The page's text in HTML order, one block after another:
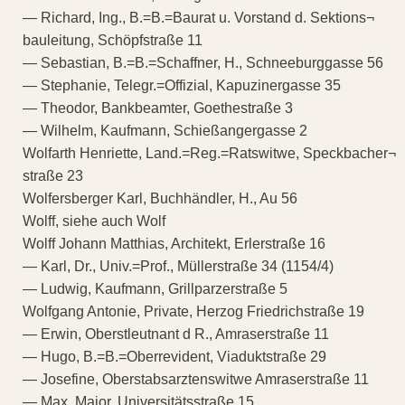
— Richard, Ing., B.=B.=Baurat u. Vorstand d. Sektions¬
bauleitung, Schöpfstraße 11
— Sebastian, B.=B.=Schaffner, H., Schneeburggasse 56
— Stephanie, Telegr.=Offizial, Kapuzinergasse 35
— Theodor, Bankbeamter, Goethestraße 3
— Wilhelm, Kaufmann, Schießangergasse 2
Wolfarth Henriette, Land.=Reg.=Ratswitwe, Speckbacher¬
straße 23
Wolfersberger Karl, Buchhändler, H., Au 56
Wolff, siehe auch Wolf
Wolff Johann Matthias, Architekt, Erlerstraße 16
— Karl, Dr., Univ.=Prof., Müllerstraße 34 (1154/4)
— Ludwig, Kaufmann, Grillparzerstraße 5
Wolfgang Antonie, Private, Herzog Friedrichstraße 19
— Erwin, Oberstleutnant d R., Amraserstraße 11
— Hugo, B.=B.=Oberrevident, Viaduktstraße 29
— Josefine, Oberstabsarztenswitwe Amraserstraße 11